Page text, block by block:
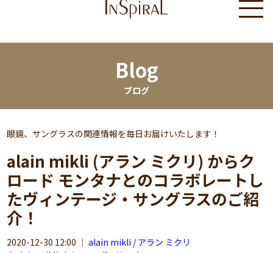
Blog
ブログ
眼鏡、サングラスの関連情報を毎日お届けいたします！
alain mikli (アラン ミクリ) からク
ロード モンタナとのコラボレートし
たヴィンテージ・サングラスのご紹
介！
2020-12-30 12:00 ｜alain mikli / アラン ミクリ